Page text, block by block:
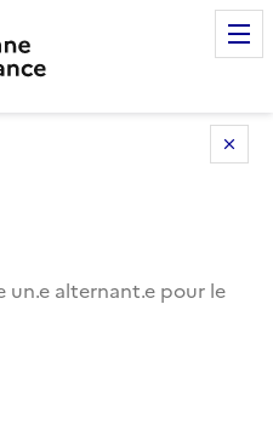
un.e alternant.e pour le